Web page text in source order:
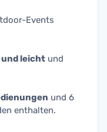
Events
leicht und
und 6
enthalten.